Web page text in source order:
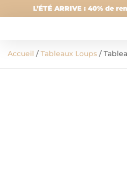
L’ÉTÉ ARRIVE : 40% de
Accueil /Tableaux Loups /